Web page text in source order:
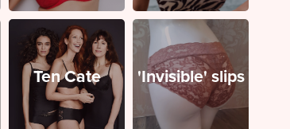
Ten Cate 'Invisible' slips